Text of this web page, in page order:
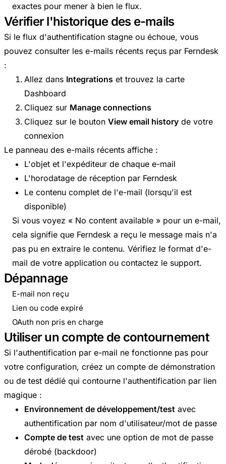
exactes pour mener à bien le flux.
Vérifier l'historique des e-mails
Si le flux d'authentification stagne ou échoue, vous
pouvez consulter les e-mails récents reçus par Ferndesk
:
Allez dans Integrations et trouvez la carte
Dashboard
Cliquez sur Manage connections
Cliquez sur le bouton View email history de votre
connexion
Le panneau des e-mails récents affiche :
L'objet et l'expéditeur de chaque e-mail
L'horodatage de réception par Ferndesk
Le contenu complet de l'e-mail (lorsqu'il est
disponible)
Si vous voyez « No content available » pour un e-mail,
cela signifie que Ferndesk a reçu le message mais n'a
pas pu en extraire le contenu. Vérifiez le format d'e-
mail de votre application ou contactez le support.
Dépannage
E-mail non reçu
Lien ou code expiré
OAuth non pris en charge
Utiliser un compte de contournement
Si l'authentification par e-mail ne fonctionne pas pour
votre configuration, créez un compte de démonstration
ou de test dédié qui contourne l'authentification par lien
magique :
Environnement de développement/test avec
authentification par nom d'utilisateur/mot de passe
Compte de test avec une option de mot de passe
dérobé (backdoor)